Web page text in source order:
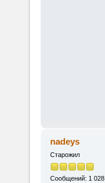
nadeys
Старожил
Сообщений: 1 028